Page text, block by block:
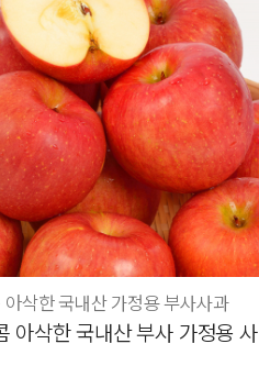
아삭한 국내산 가정용 부사사과
아삭한 국내산 부사 가정용 사